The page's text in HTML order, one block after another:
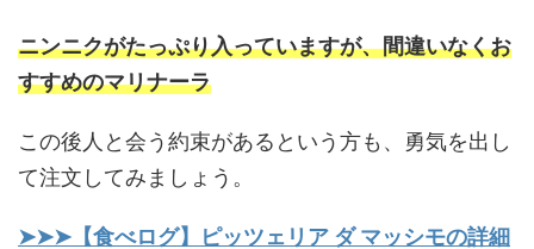
ニンニクがたっぷり入っていますが、間違いなくお
すすめのマリナーラ
この後人と会う約束があるという方も、勇気を出し
て注文してみましょう。
➤➤➤【食べログ】ピッツェリア ダ マッシモの詳細